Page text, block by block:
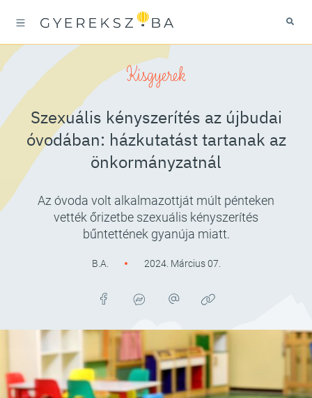
Kisgyerek
Szexuális kényszerítés az újbudai
óvodában: házkutatást tartanak az
önkormányzatnál
Az óvoda volt alkalmazottját múlt pénteken
vették őrizetbe szexuális kényszerítés
bűntettének gyanúja miatt.
B.A. 2024. Március 07.